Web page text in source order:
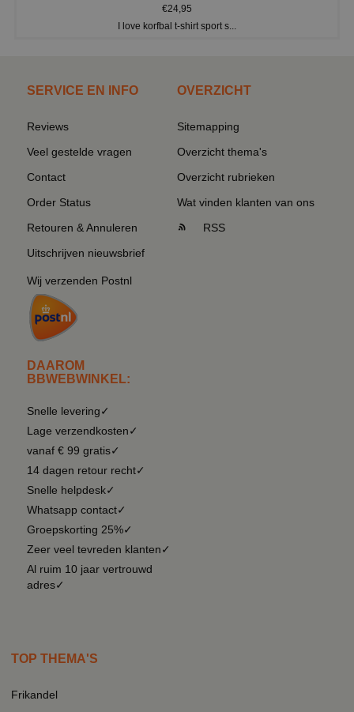
€24,95
I love korfbal t-shirt sport s...
SERVICE EN INFO
Reviews
Veel gestelde vragen
Contact
Order Status
Retouren & Annuleren
Uitschrijven nieuwsbrief
Wij verzenden Postnl
DAAROM
BBWEBWINKEL:
Snelle levering✓
Lage verzendkosten✓
vanaf € 99 gratis✓
14 dagen retour recht✓
Snelle helpdesk✓
Whatsapp contact✓
Groepskorting 25%✓
Zeer veel tevreden klanten✓
Al ruim 10 jaar vertrouwd
adres✓
OVERZICHT
Sitemapping
Overzicht thema's
Overzicht rubrieken
Wat vinden klanten van ons
RSS
TOP THEMA'S
Frikandel